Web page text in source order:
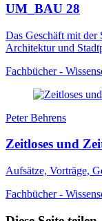
UM_BAU 28
Das Geschäft mit
Architektur und
Fachbücher -
Peter Behrens
Zeitloses und
Aufsätze, Vorträge,
Fachbücher -